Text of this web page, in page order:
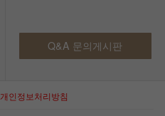
Q&A 문의게시판
개인정보처리방침